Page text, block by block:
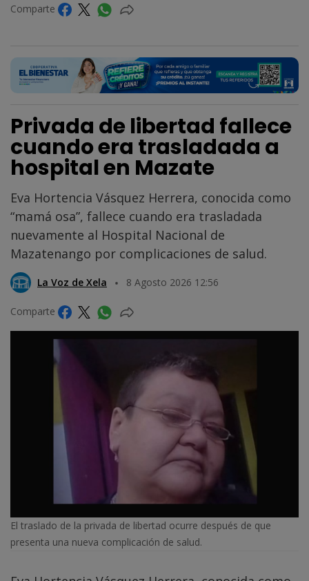
Comparte
Privada de libertad fallece
cuando era trasladada a
hospital en Mazate
Eva Hortencia Vásquez Herrera, conocida como
“mamá osa”, fallece cuando era trasladada
nuevamente al Hospital Nacional de
Mazatenango por complicaciones de salud.
La Voz de Xela 8 Agosto 2026 12:56
Comparte
El traslado de la privada de libertad ocurre después de que
presenta una nueva complicación de salud.